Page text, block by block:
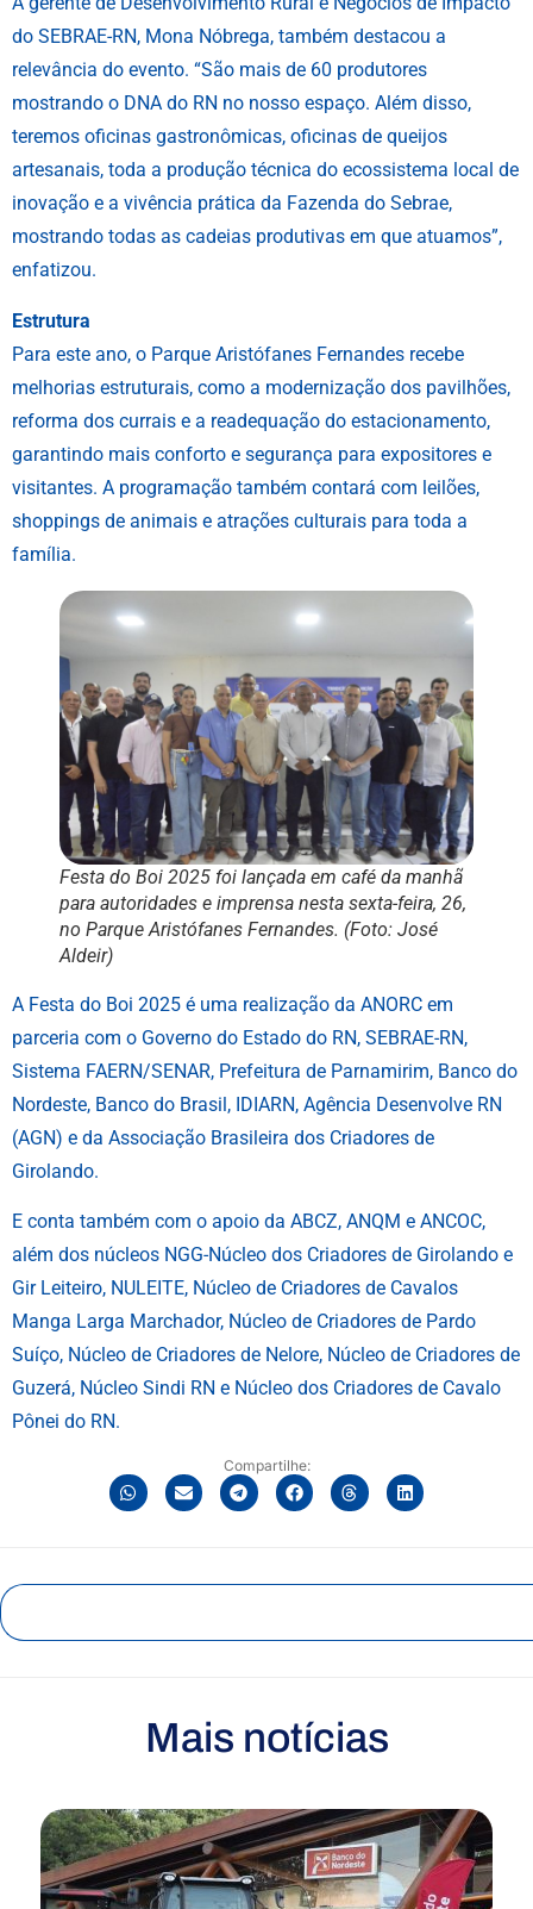
do SEBRAE-RN, Mona Nóbrega, também destacou a
relevância do evento. “São mais de 60 produtores
mostrando o DNA do RN no nosso espaço. Além disso,
teremos oficinas gastronômicas, oficinas de queijos
artesanais, toda a produção técnica do ecossistema local de
inovação e a vivência prática da Fazenda do Sebrae,
mostrando todas as cadeias produtivas em que atuamos”,
enfatizou.
Estrutura
Para este ano, o Parque Aristófanes Fernandes recebe
melhorias estruturais, como a modernização dos pavilhões,
reforma dos currais e a readequação do estacionamento,
garantindo mais conforto e segurança para expositores e
visitantes. A programação também contará com leilões,
shoppings de animais e atrações culturais para toda a
família.
Festa do Boi 2025 foi lançada em café da manhã
para autoridades e imprensa nesta sexta-feira, 26,
no Parque Aristófanes Fernandes. (Foto: José
Aldeir)
A Festa do Boi 2025 é uma realização da ANORC em
parceria com o Governo do Estado do RN, SEBRAE-RN,
Sistema FAERN/SENAR, Prefeitura de Parnamirim, Banco do
Nordeste, Banco do Brasil, IDIARN, Agência Desenvolve RN
(AGN) e da Associação Brasileira dos Criadores de
Girolando.
E conta também com o apoio da ABCZ, ANQM e ANCOC,
além dos núcleos NGG-Núcleo dos Criadores de Girolando e
Gir Leiteiro, NULEITE, Núcleo de Criadores de Cavalos
Manga Larga Marchador, Núcleo de Criadores de Pardo
Suíço, Núcleo de Criadores de Nelore, Núcleo de Criadores de
Guzerá, Núcleo Sindi RN e Núcleo dos Criadores de Cavalo
Pônei do RN.
Compartilhe:
Mais notícias